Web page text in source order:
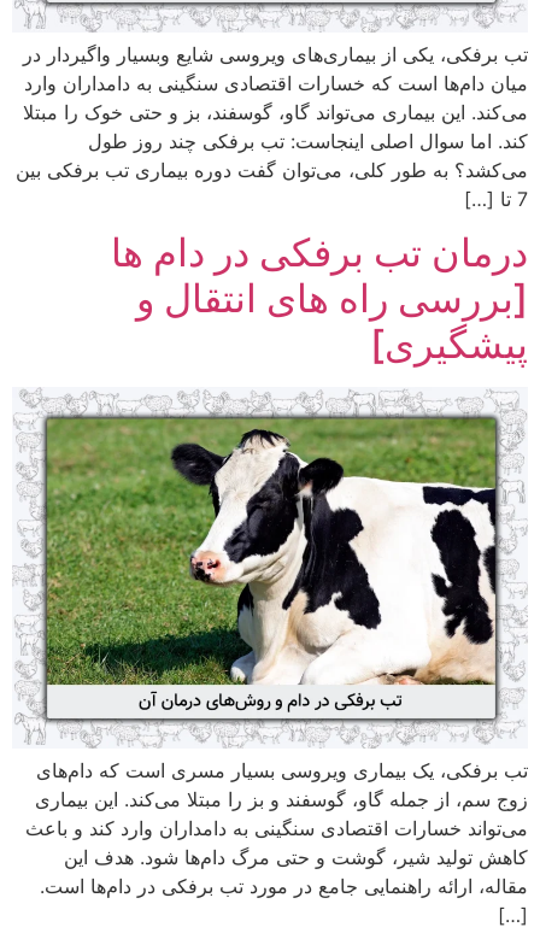
تب برفکی، یکی از بیماری‌های ویروسی شایع وبسیار واگیردار در
میان دام‌ها است که خسارات اقتصادی سنگینی به دامداران وارد
می‌کند. این بیماری می‌تواند گاو، گوسفند، بز و حتی خوک را مبتلا
کند. اما سوال اصلی اینجاست: تب برفکی چند روز طول
می‌کشد؟ به طور کلی، می‌توان گفت دوره بیماری تب برفکی بین
7 تا […]
درمان تب برفکی در دام ها
[بررسی راه های انتقال و
پیشگیری]
تب برفکی، یک بیماری ویروسی بسیار مسری است که دام‌های
زوج سم، از جمله گاو، گوسفند و بز را مبتلا می‌کند. این بیماری
می‌تواند خسارات اقتصادی سنگینی به دامداران وارد کند و باعث
کاهش تولید شیر، گوشت و حتی مرگ دام‌ها شود. هدف این
مقاله، ارائه راهنمایی جامع در مورد تب برفکی در دام‌ها است.
[…]